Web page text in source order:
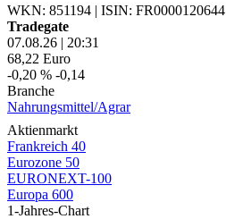
WKN: 851194 | ISIN: FR0000120644
Tradegate
07.08.26 | 20:31
68,22 Euro
-0,20 % -0,14
Branche
Nahrungsmittel/Agrar
Aktienmarkt
Frankreich 40
Eurozone 50
EURONEXT-100
Europa 600
1-Jahres-Chart